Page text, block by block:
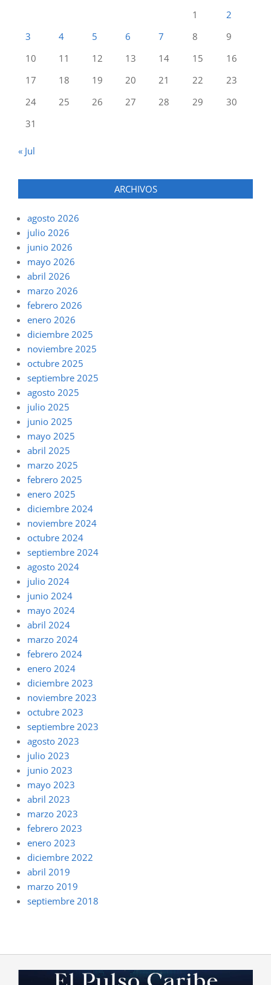
1
2
3
4 5 6 7 8
9
10
11 12 13 14 15
16
17
18 19 20 21 22
23
24
25 26 27 28 29
30
31
« Jul
ARCHIVOS
agosto 2026
julio 2026
junio 2026
mayo 2026
abril 2026
marzo 2026
febrero 2026
enero 2026
diciembre 2025
noviembre 2025
octubre 2025
septiembre 2025
agosto 2025
julio 2025
junio 2025
mayo 2025
abril 2025
marzo 2025
febrero 2025
enero 2025
diciembre 2024
noviembre 2024
octubre 2024
septiembre 2024
agosto 2024
julio 2024
junio 2024
mayo 2024
abril 2024
marzo 2024
febrero 2024
enero 2024
diciembre 2023
noviembre 2023
octubre 2023
septiembre 2023
agosto 2023
julio 2023
junio 2023
mayo 2023
abril 2023
marzo 2023
febrero 2023
enero 2023
diciembre 2022
abril 2019
marzo 2019
septiembre 2018